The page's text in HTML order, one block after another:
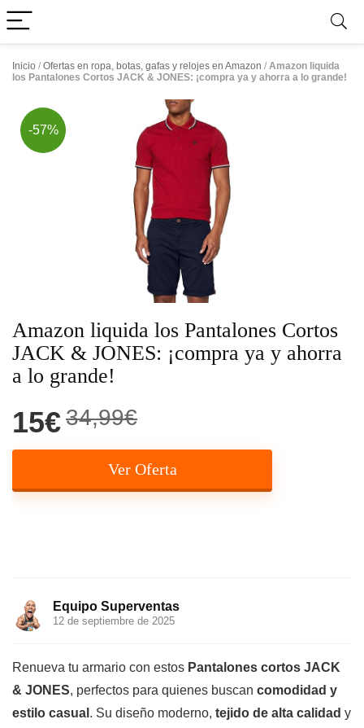
Inicio / Ofertas en ropa, botas, gafas y relojes en Amazon / Amazon liquida
los Pantalones Cortos JACK & JONES: ¡compra ya y ahorra a lo grande!
-57%
Amazon liquida los Pantalones Cortos
JACK & JONES: ¡compra ya y ahorra
a lo grande!
15€34,99€
Ver Oferta
Equipo Superventas
12 de septiembre de 2025
Renueva tu armario con estos Pantalones cortos JACK
& JONES, perfectos para quienes buscan comodidad y
estilo casual . Su diseño moderno, tejido de alta calidad y